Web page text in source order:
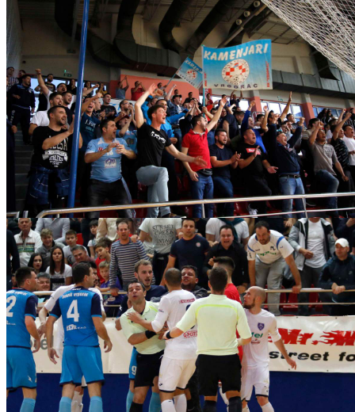
novo-vrijeme-vrgorac190519_0002